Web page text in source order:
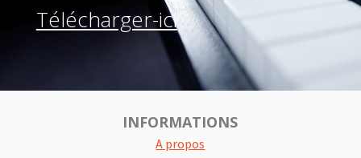
Télécharger-ici
INFORMATIONS
A propos